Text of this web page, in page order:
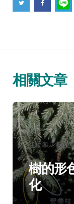
相關文章
分
類：
生物學 科普文
樹的形
化